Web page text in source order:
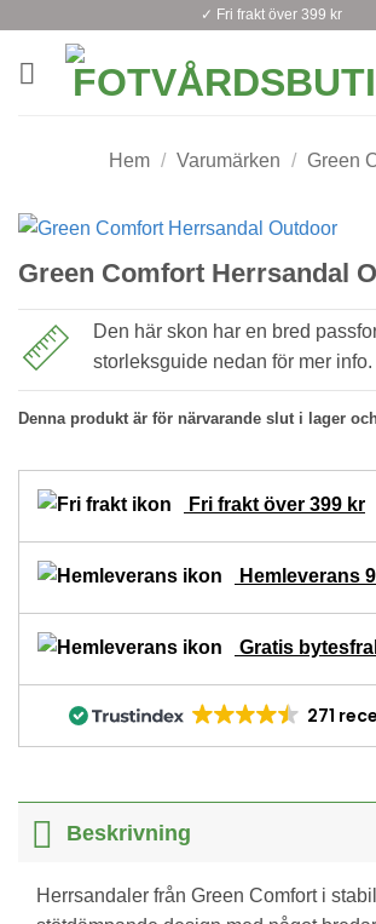
✓ Fri frakt över 399 kr
Hem / Varumärken / Green
Green Comfort Herrsandal
Den här skon har en bred
storleksguide nedan för mer info.
Denna produkt är för närvarande slut i lager
Fri frakt över 399 kr
Hemleverans
Gratis
271
Beskrivning
Herrsandaler från Green Comfort i